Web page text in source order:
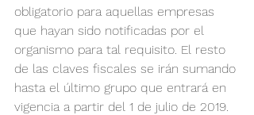
obligatorio para aquellas empresas
que hayan sido notificadas por el
organismo para tal requisito. El resto
de las claves fiscales se irán sumando
hasta el último grupo que entrará en
vigencia a partir del 1 de julio de 2019.